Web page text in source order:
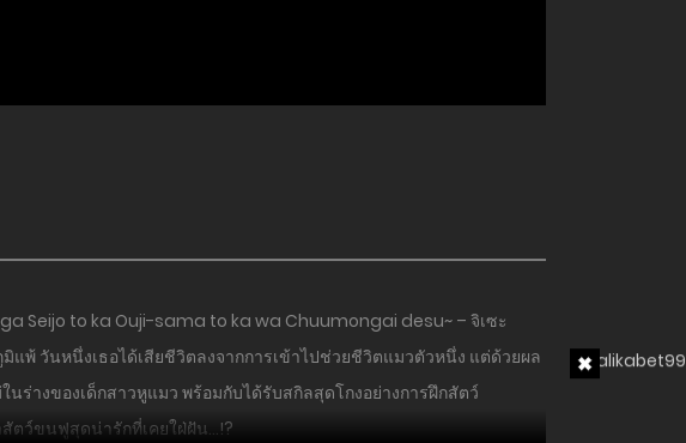
Seijo to ka Ouji-sama to ka wa Chuumongai desu~ – จิเซะ
พ้ วันหนึ่งเธอได้เสียชีวิตลงจากการเข้าไปช่วยชีวิตแมวตัวหนึ่ง แต่ด้วยผล
ร่างของเด็กสาวหูแมว พร้อมกับได้รับสกิลสุดโกงอย่างการฝึกสัตว์
ตว์ขนฟูสุดน่ารักที่เคยใฝ่ฝัน…!?